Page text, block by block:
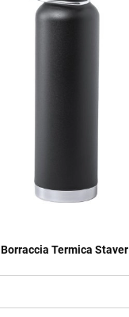
Borraccia Termica Staver